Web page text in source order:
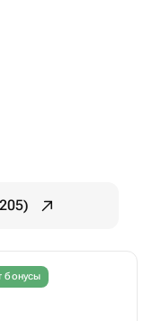
бонусы